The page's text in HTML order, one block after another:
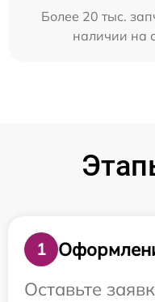
Более 20 тыс.
наличии на
1
Оставьте